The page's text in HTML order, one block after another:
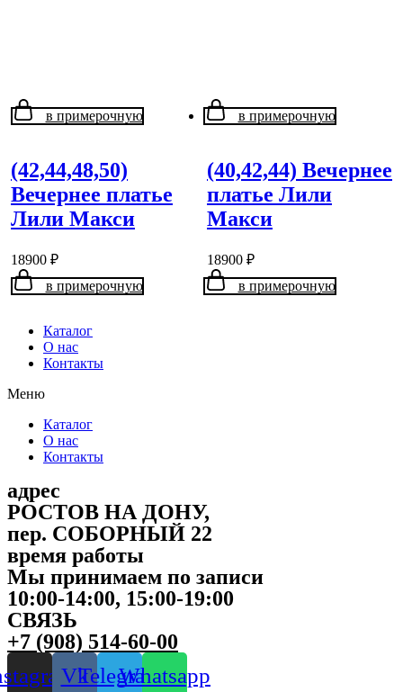
в примерочную
(42,44,48,50)
Вечернее платье
Лили Макси
18900 ₽
в примерочную
в примерочную
(40,42,44) Вечернее
платье Лили
Макси
18900 ₽
в примерочную
Каталог
О нас
Контакты
Меню
Каталог
О нас
Контакты
адрес
РОСТОВ НА ДОНУ,
пер. СОБОРНЫЙ 22
время работы
Мы принимаем по записи
10:00-14:00, 15:00-19:00
СВЯЗЬ
+7 (908) 514-60-00
VkTelegramWhatsapp